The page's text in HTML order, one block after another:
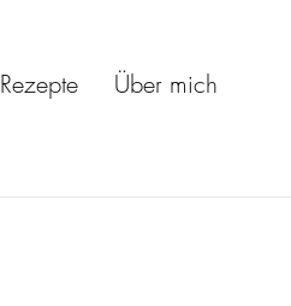
Rezepte Über mich